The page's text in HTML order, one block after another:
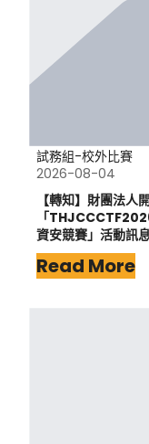
試務組-校外比賽
2026-08-04
【轉知】財團法人
「
資安競賽」活動訊
Read More